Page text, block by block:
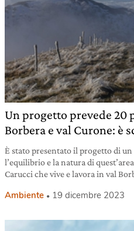
Un progetto prevede 20
Borbera e val Curone: è
È stato presentato il progetto di
l’equilibrio e la natura di
Carucci che vive e lavora in val
Ambiente 19 dicembre 2023